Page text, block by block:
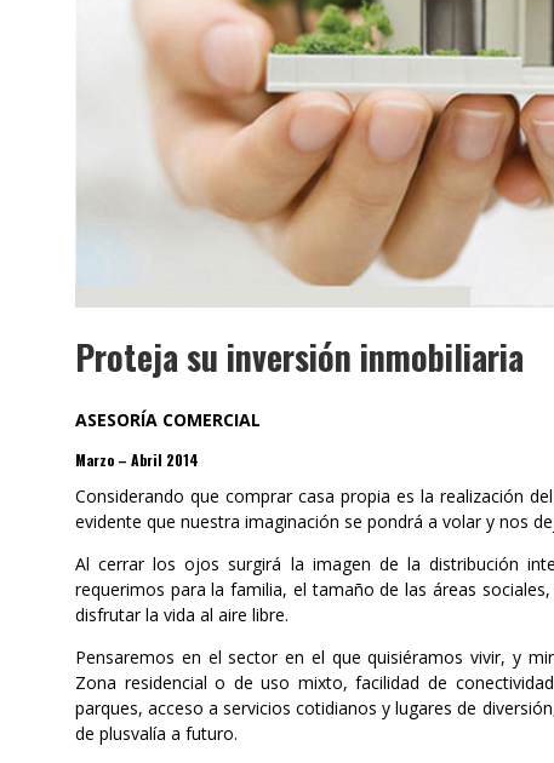
Proteja su inversión inmobiliaria
ASESORÍA COMERCIAL
Marzo – Abril 2014
Considerando que comprar casa propia es la realización
evidente que nuestra imaginación se pondrá a volar y nos
Al cerrar los ojos surgirá la imagen de la distribución
requerimos para la familia, el tamaño de las áreas
disfrutar la vida al aire libre.
Pensaremos en el sector en el que quisiéramos vivir, y
Zona residencial o de uso mixto, facilidad de
parques, acceso a servicios cotidianos y lugares de
de plusvalía a futuro.